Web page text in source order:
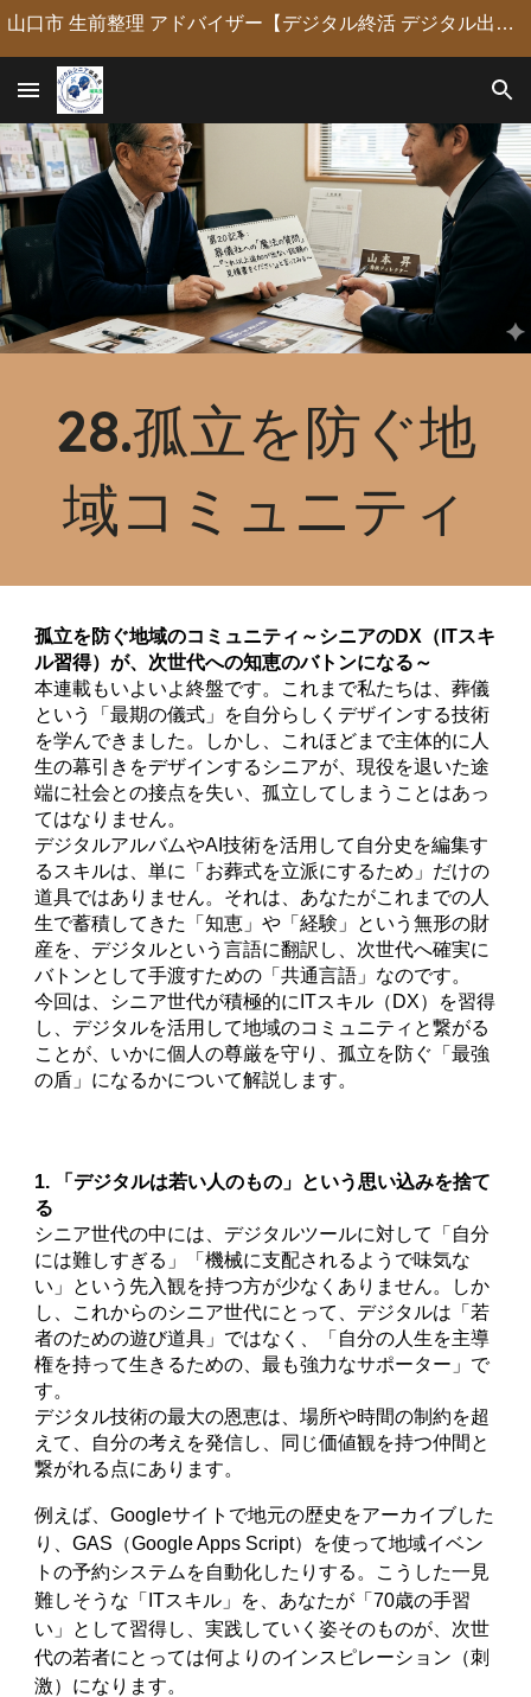
山口市 生前整理 アドバイザー【デジタル終活 デジタル出版 デジタルシニア編集長】定年後の人生の物語を「最高のデジタル資産」に編集・昇華。 古いネガやVHSのデジタル化からプロの構成による自分史動画制作、終活事務までトータルサポート。 長年のキャリアを持つプロがあなたの想いの継承を全力で支援します。
28.孤立を防ぐ地
域コミュニティ
孤立を防ぐ地域のコミュニティ～シニアのDX（ITスキ
ル習得）が、次世代への知恵のバトンになる～
本連載もいよいよ終盤です。これまで私たちは、葬儀
という「最期の儀式」を自分らしくデザインする技術
を学んできました。しかし、これほどまで主体的に人
生の幕引きをデザインするシニアが、現役を退いた途
端に社会との接点を失い、孤立してしまうことはあっ
てはなりません。
デジタルアルバムやAI技術を活用して自分史を編集す
るスキルは、単に「お葬式を立派にするため」だけの
道具ではありません。それは、あなたがこれまでの人
生で蓄積してきた「知恵」や「経験」という無形の財
産を、デジタルという言語に翻訳し、次世代へ確実に
バトンとして手渡すための「共通言語」なのです。
今回は、シニア世代が積極的にITスキル（DX）を習得
し、デジタルを活用して地域のコミュニティと繋がる
ことが、いかに個人の尊厳を守り、孤立を防ぐ「最強
の盾」になるかについて解説します。
1. 「デジタルは若い人のもの」という思い込みを捨て
る
シニア世代の中には、デジタルツールに対して「自分
には難しすぎる」「機械に支配されるようで味気な
い」という先入観を持つ方が少なくありません。しか
し、これからのシニア世代にとって、デジタルは「若
者のための遊び道具」ではなく、「自分の人生を主導
権を持って生きるための、最も強力なサポーター」で
す。
デジタル技術の最大の恩恵は、場所や時間の制約を超
えて、自分の考えを発信し、同じ価値観を持つ仲間と
繋がれる点にあります。
例えば、Googleサイトで地元の歴史をアーカイブした
り、GAS（Google Apps Script）を使って地域イベン
トの予約システムを自動化したりする。こうした一見
難しそうな「ITスキル」を、あなたが「70歳の手習
い」として習得し、実践していく姿そのものが、次世
代の若者にとっては何よりのインスピレーション（刺
激）になります。